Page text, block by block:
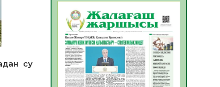
су
ЕЛ ДАМУЫНЫҢ НЕГІЗІ
06.08.2026
52
ҚҰРЫЛТАЙ САЙЛАУЫ –
БОЛАШАҚҚА БАСТАР
ЖАУАПТЫ ТАҢДАУ
06.08.2026
54